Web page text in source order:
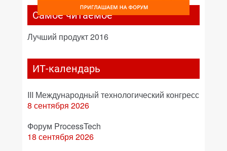
Самое читаемое
Лучший продукт 2016
ИТ-календарь
III Международный технологический конгресс
8 сентября 2026
Форум ProcessTech
18 сентября 2026